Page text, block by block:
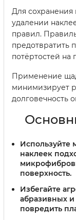
Для сохранения
удалении
правил.
предотвратить
потёртостей на
Применение
минимизирует
долговечность
Используйте
наклеек
поверхность.
Избегайте
абразивных и
повредить